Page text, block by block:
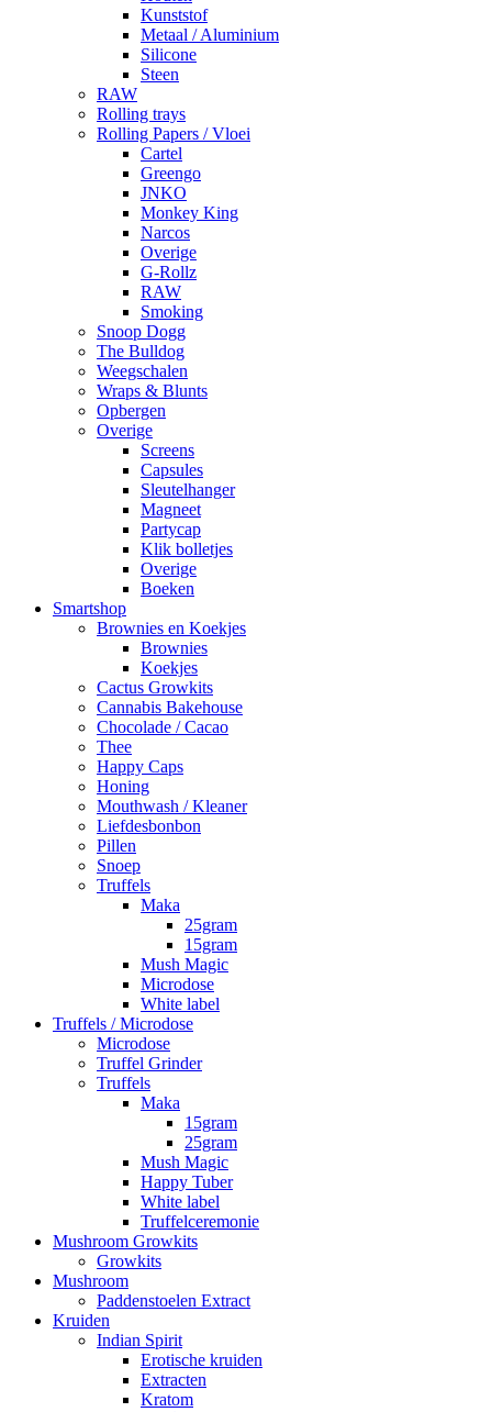
Kunststof
Metaal / Aluminium
Silicone
Steen
RAW
Rolling trays
Rolling Papers / Vloei
Cartel
Greengo
JNKO
Monkey King
Narcos
Overige
G-Rollz
RAW
Smoking
Snoop Dogg
The Bulldog
Weegschalen
Wraps & Blunts
Opbergen
Overige
Screens
Capsules
Sleutelhanger
Magneet
Partycap
Klik bolletjes
Overige
Boeken
Smartshop
Brownies en Koekjes
Brownies
Koekjes
Cactus Growkits
Cannabis Bakehouse
Chocolade / Cacao
Thee
Happy Caps
Honing
Mouthwash / Kleaner
Liefdesbonbon
Pillen
Snoep
Truffels
Maka
25gram
15gram
Mush Magic
Microdose
White label
Truffels / Microdose
Microdose
Truffel Grinder
Truffels
Maka
15gram
25gram
Mush Magic
Happy Tuber
White label
Truffelceremonie
Mushroom Growkits
Growkits
Mushroom
Paddenstoelen Extract
Kruiden
Indian Spirit
Erotische kruiden
Extracten
Kratom